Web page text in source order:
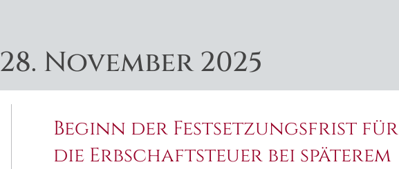
28. November 2025
Beginn der Festsetzungsfrist für
die Erbschaftsteuer bei späterem